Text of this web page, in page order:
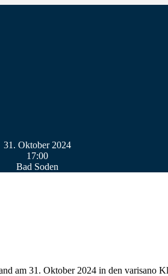
31. Oktober 2024
17:00
Bad Soden
am 31. Oktober 2024 in den varisano